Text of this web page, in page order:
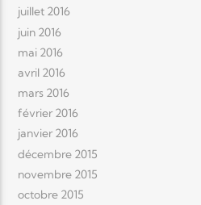
juillet 2016
juin 2016
mai 2016
avril 2016
mars 2016
février 2016
janvier 2016
décembre 2015
novembre 2015
octobre 2015